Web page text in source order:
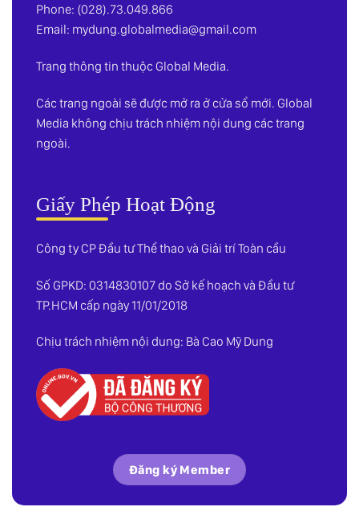
Phone: (028).73.049.866
Email: mydung.globalmedia@gmail.com
Trang thông tin thuộc Global Media.
Các trang ngoài sẽ được mở ra ở cửa sổ mới. Global
Media không chịu trách nhiệm nội dung các trang
ngoài.
Giấy Phép Hoạt Động
Công ty CP Đầu tư Thể thao và Giải trí Toàn cầu
Số GPKD: 0314830107 do Sở kế hoạch và Đầu tư
TP.HCM cấp ngày 11/01/2018
Chịu trách nhiệm nội dung: Bà Cao Mỹ Dung
Đăng ký Member